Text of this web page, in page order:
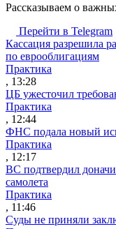
Рассказываем о
Перейти в Telegram
Кассация разрешила
по еврооблигациям
Практика
, 13:28
ЦБ ужесточил
Практика
, 12:44
ФНС подала новый
Практика
, 12:17
ВС подтвердил
самолета
Практика
, 11:46
Суды не приняли